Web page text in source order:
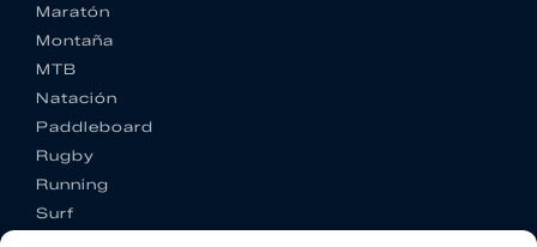
Maratón
Montaña
MTB
Natación
Paddleboard
Rugby
Running
Surf